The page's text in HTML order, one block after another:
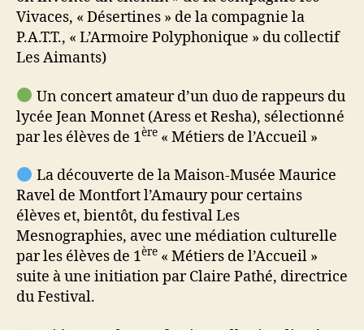
Vivaces, « Désertines » de la compagnie la
P.A.T.T., « L’Armoire Polyphonique » du collectif
Les Aimants)
Un concert amateur d’un duo de rappeurs du
lycée Jean Monnet (Aress et Resha), sélectionné
par les élèves de 1ère « Métiers de l’Accueil »
La découverte de la Maison-Musée Maurice
Ravel de Montfort l’Amaury pour certains
élèves et, bientôt, du festival Les
Mesnographies, avec une médiation culturelle
par les élèves de 1ère « Métiers de l’Accueil »
suite à une initiation par Claire Pathé, directrice
du Festival.